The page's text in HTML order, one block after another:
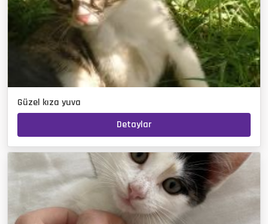
Güzel kıza yuva
Detaylar